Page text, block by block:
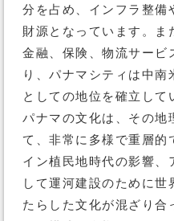
分を占め、インフラ整備
財源となっています。ま
金融、保険、物流サービ
り、パナマシティは中南
としての地位を確立して
パナマの文化は、その地
て、非常に多様で重層的
イン植民地時代の影響、
して運河建設のために世
たらした文化が混ざり合